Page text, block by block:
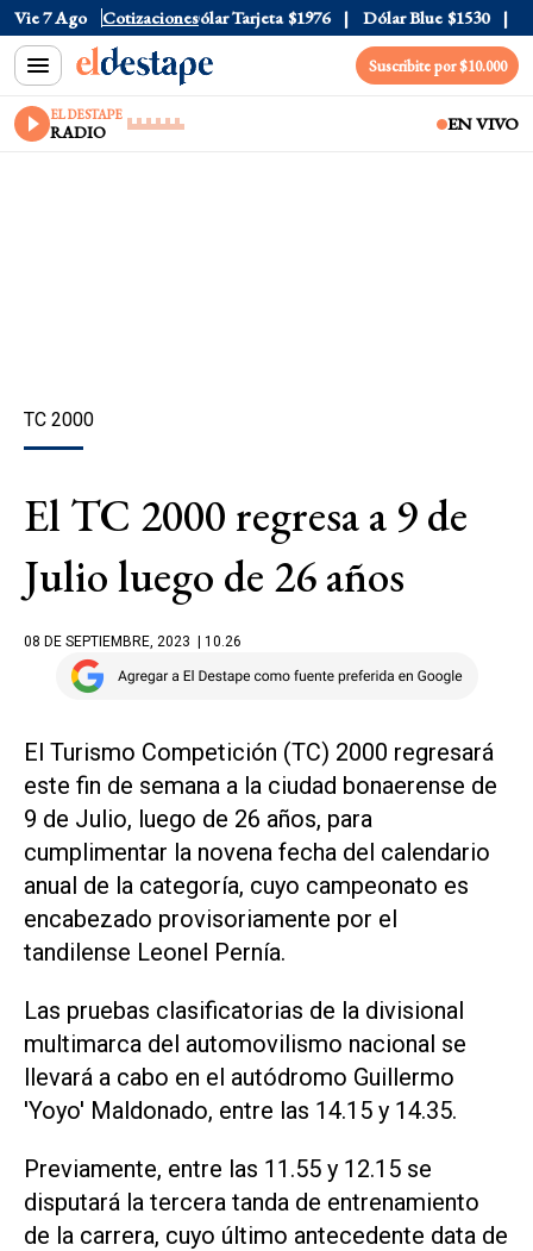
Vie 7 Ago Cotizaciones
Oficial $1520 Dólar Tarjeta $1976 Dólar Blue $1530
Suscribite por $10.000
EL DESTAPE
RADIO EN VIVO
TC 2000
El TC 2000 regresa a 9 de
Julio luego de 26 años
08 DE SEPTIEMBRE, 2023 | 10.26
El Turismo Competición (TC) 2000 regresará
este fin de semana a la ciudad bonaerense de
9 de Julio, luego de 26 años, para
cumplimentar la novena fecha del calendario
anual de la categoría, cuyo campeonato es
encabezado provisoriamente por el
tandilense Leonel Pernía.
Las pruebas clasificatorias de la divisional
multimarca del automovilismo nacional se
llevará a cabo en el autódromo Guillermo
'Yoyo' Maldonado, entre las 14.15 y 14.35.
Previamente, entre las 11.55 y 12.15 se
disputará la tercera tanda de entrenamiento
de la carrera, cuyo último antecedente data de